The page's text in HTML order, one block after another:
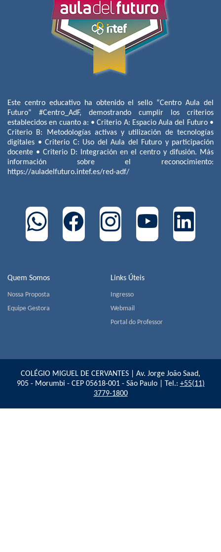
Quem Somos
Nossa Proposta
Equipe Gestora
Links Úteis
Ingresso
Webmail
Portal do Professor
Este centro educativo ha obtenido el sello “Centro Aula del
Futuro” #Centro_AdF, demostrando cumplir los criterios
establecidos en cuanto a: • Criterio A: Espacio Aula del Futuro •
Criterio B: Metodologías activas y utilización de tecnologías
digitales • Criterio C: Uso del Aula del Futuro y participación
docente • Criterio D: Integración en el centro y difusión. Más
información sobre el reconocimiento:
https://auladelfuturo.intef.es/red-adf/
COLÉGIO MIGUEL DE CERVANTES | Av. Jorge João Saad,
905 - Morumbi - CEP 05618-001 - São Paulo | Tel.: +55(11)
3779-1800